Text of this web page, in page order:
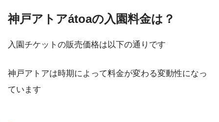
神戸アトアátoaの入園料金は？
入園チケットの販売価格は以下の通りです
神戸アトアは時期によって料金が変わる変動性になっ
ています